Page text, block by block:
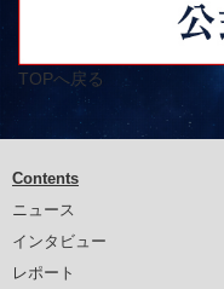
TOPへ戻る
Contents
ニュース
インタビュー
レポート